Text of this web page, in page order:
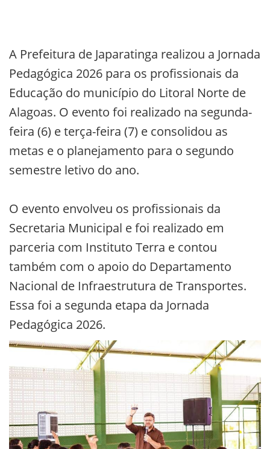
A Prefeitura de Japaratinga realizou a Jornada
Pedagógica 2026 para os profissionais da
Educação do município do Litoral Norte de
Alagoas. O evento foi realizado na segunda-
feira (6) e terça-feira (7) e consolidou as
metas e o planejamento para o segundo
semestre letivo do ano.
O evento envolveu os profissionais da
Secretaria Municipal e foi realizado em
parceria com Instituto Terra e contou
também com o apoio do Departamento
Nacional de Infraestrutura de Transportes.
Essa foi a segunda etapa da Jornada
Pedagógica 2026.